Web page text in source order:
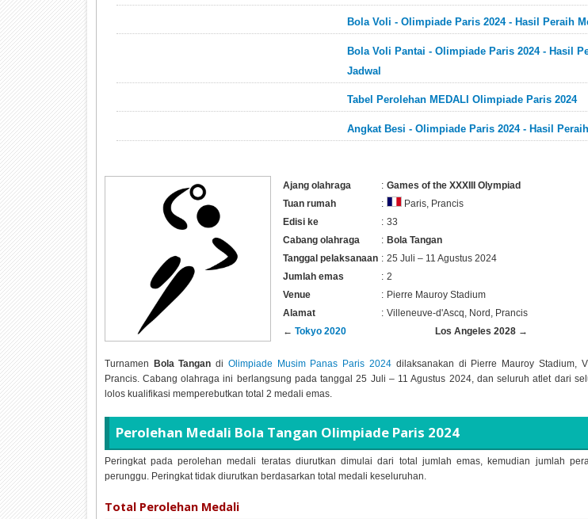
Bola Voli - Olimpiade Paris 2024 - Hasil Peraih
Bola Voli Pantai - Olimpiade Paris 2024 - Hasil
Jadwal
Tabel Perolehan MEDALI Olimpiade Paris 2024
Angkat Besi - Olimpiade Paris 2024 - Hasil
Ajang olahraga : Games of the XXXIII Olympiad
Tuan rumah
:
Paris, Prancis
Edisi ke
: 33
Cabang olahraga
: Bola Tangan
Tanggal pelaksanaan : 25 Juli – 11 Agustus 2024
Jumlah emas
: 2
Venue
: Pierre Mauroy Stadium
Alamat
: Villeneuve-d'Ascq, Nord, Prancis
← Tokyo 2020 Los Angeles 2028→
Turnamen Bola Tangan di Olimpiade Musim Panas Paris 2024 dilaksanakan di Pierre Mauroy Stadium,
Prancis. Cabang olahraga ini berlangsung pada tanggal25 Juli – 11 Agustus 2024, dan seluruh atlet dari
lolos kualifikasi memperebutkan total 2 medali emas.
Perolehan Medali Bola Tangan Olimpiade Paris 2024
Peringkat pada perolehan medali teratas diurutkan dimulai dari total jumlah emas, kemudian jumlah
perunggu. Peringkat tidak diurutkan berdasarkan total medali keseluruhan.
Total Perolehan Medali